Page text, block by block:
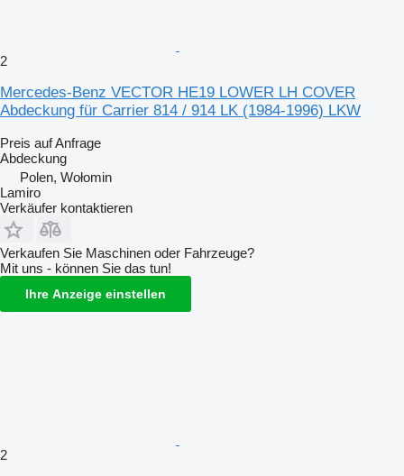
2
Mercedes-Benz VECTOR HE19 LOWER LH COVER
Abdeckung für Carrier 814 / 914 LK (1984-1996) LKW
Preis auf Anfrage
Abdeckung
Polen, Wołomin
Lamiro
Verkäufer kontaktieren
Verkaufen Sie Maschinen oder Fahrzeuge?
Mit uns - können Sie das tun!
Ihre Anzeige einstellen
2